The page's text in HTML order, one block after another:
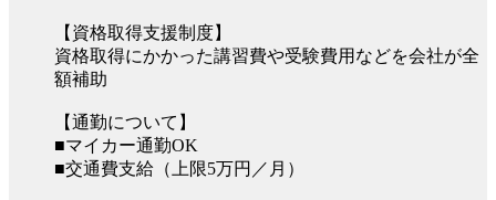
【資格取得支援制度】
資格取得にかかった講習費や受験費用などを会社が全
額補助
【通勤について】
■マイカー通勤OK
■交通費支給（上限5万円／月）